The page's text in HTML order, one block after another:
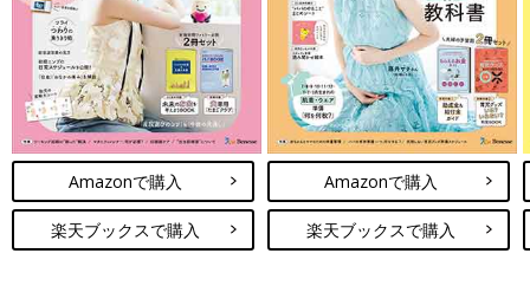
――撮影するときのコツは？
「お子さまと会話をしながら撮ることです。じっとできなかった
としても、おもちゃで遊んでいるところも撮影します。真剣な表
情が撮れるので、そのときならではの一瞬が残せますよ。
遊んでいるときは下を向いているので、ローアングルで撮ってく
ださい。ママは寝そべって、お子さまのお顔とおもちゃが入るよ
Amazonで購入
楽天ブックスで購入
Amazonで購入
楽天ブックスで購入